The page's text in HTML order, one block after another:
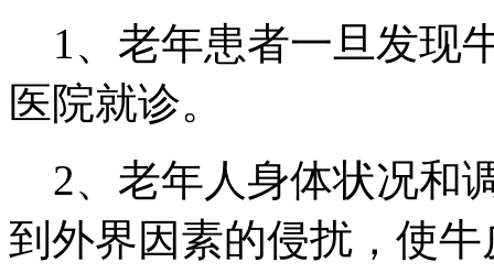
1、老年患者一旦发现
医院就诊。
2、老年人身体状况和
到外界因素的侵扰，使